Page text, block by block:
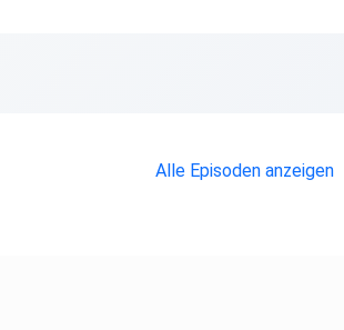
Alle Episoden anzeigen